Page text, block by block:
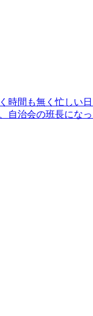
時間も無く忙しい
自治会の班長にな